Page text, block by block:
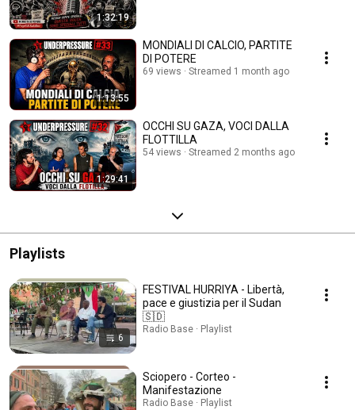
1:32:19
1:13:55
MONDIALI DI CALCIO, PARTITE
DI POTERE
69 views Streamed 1 month ago
1:29:41
OCCHI SU GAZA, VOCI DALLA
FLOTTILLA
54 views Streamed 2 months ago
Playlists
6
FESTIVAL HURRIYA - Libertà,
pace e giustizia per il Sudan
🇸🇩
Radio Base · Playlist
Sciopero - Corteo -
Manifestazione
Radio Base · Playlist